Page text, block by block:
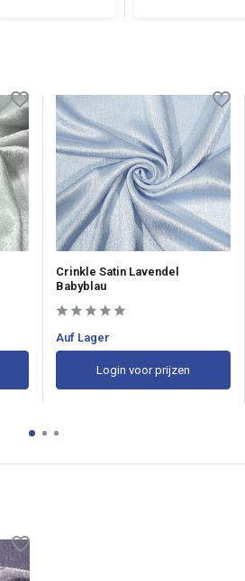
Crinkle Satin Lavendel
Babyblau
Auf Lager
Login voor prijzen